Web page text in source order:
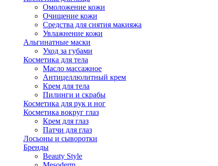
Омоложение кожи
Очищение кожи
Средства для снятия макияжа
Увлажнение кожи
Альгинатные маски
Уход за губами
Косметика для тела
Масло массажное
Антицеллюлитный крем
Крем для тела
Пилинги и скрабы
Косметика для рук и ног
Косметика вокруг глаз
Крем для глаз
Патчи для глаз
Лосьоны и сыворотки
Бренды
Beauty Style